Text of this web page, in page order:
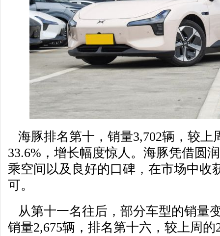
海豚排名第十，销量3,702辆，较上
33.6%，增长幅度惊人。海豚凭借圆
乘空间以及良好的口碑，在市场中收
可。
从第十一名往后，部分车型的销量
销量2,675辆，排名第十六，较上周的